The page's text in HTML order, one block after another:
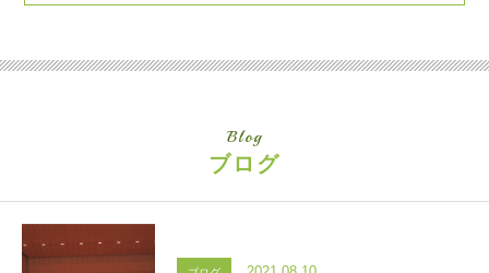
Blog
ブログ